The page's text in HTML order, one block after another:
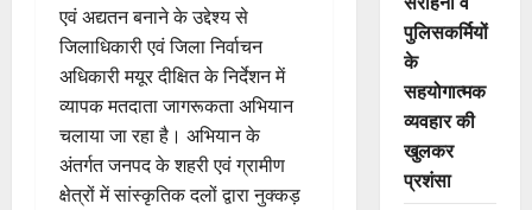
एवं अद्यतन बनाने के उद्देश्य से
जिलाधिकारी एवं जिला निर्वाचन
अधिकारी मयूर दीक्षित के निर्देशन में
व्यापक मतदाता जागरूकता अभियान
चलाया जा रहा है। अभियान के
अंतर्गत जनपद के शहरी एवं ग्रामीण
क्षेत्रों में सांस्कृतिक दलों द्वारा नुक्कड़
पुलिसकर्मियों
के
सहयोगात्मक
व्यवहार की
खुलकर
प्रशंसा